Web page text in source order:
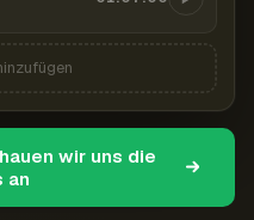
wir uns die
an